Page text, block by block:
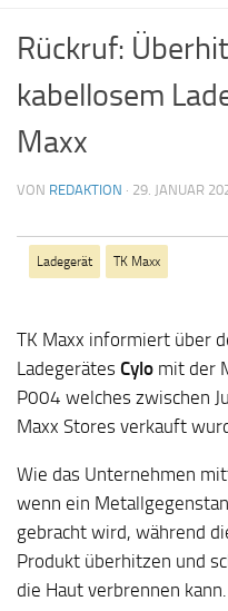
Rückruf:
kabellosem
Maxx
VON REDAKTION · 29. JANUAR
Ladegerät TK Maxx
TK Maxx informiert über
Ladegerätes Cylo mit der
P004 welches zwischen
Maxx Stores verkauft
Wie das Unternehmen
wenn ein
gebracht wird, während
Produkt überhitzen und
die Haut verbrennen kann.